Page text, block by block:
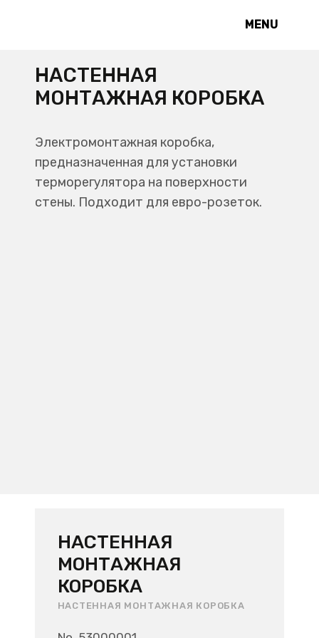
MENU
НАСТЕННАЯ
МОНТАЖНАЯ КОРОБКА
Электромонтажная коробка,
предназначенная для установки
терморегулятора на поверхности
стены. Подходит для евро-розеток.
НАСТЕННАЯ
МОНТАЖНАЯ
КОРОБКА
НАСТЕННАЯ МОНТАЖНАЯ КОРОБКА